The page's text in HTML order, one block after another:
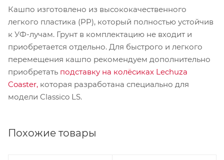
Кашпо изготовлено из высококачественного
легкого пластика (PP), который полностью устойчив
к УФ-лучам. Грунт в комплектацию не входит и
приобретается отдельно. Для быстрого и легкого
перемещения кашпо рекомендуем дополнительно
приобретать подставку на колёсиках Lechuza
Coaster, которая разработана специально для
модели Classico LS.
Похожие товары